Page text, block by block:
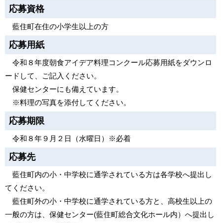
応募資格
藍住町在住の小学生以上の方
応募用紙
令和８年度朝食アイデア料理コンクール応募用紙をダウンロ
ードして、ご記入ください。
保健センターにも備えています。
※料理の写真を添付してください。
応募期限
令和８年９月２日（水曜日）※必着
応募先
藍住町内の小・中学校に通学されている方は各学校へ提出し
てください。
藍住町外の小・中学校に通学されている方と、高校生以上の
一般の方は、保健センター(藍住町総合文化ホール内）へ提出し